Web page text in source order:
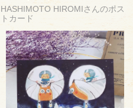
HASHIMOTO HIROMIさんのポス
トカード